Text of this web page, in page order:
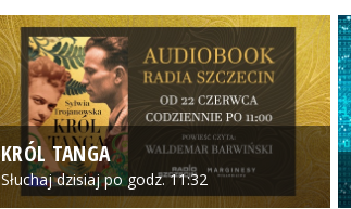
KRÓL TANGA
Słuchaj dzisiaj po godz. 11:32